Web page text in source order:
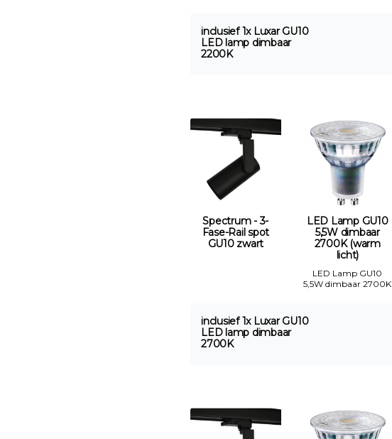
inclusief 1x Luxar GU10
LED lamp dimbaar
2200K
Spectrum - 3-
Fase-Rail spot
GU10 zwart
LED Lamp GU10
5,5W dimbaar
2700K (warm
licht)
LED Lamp GU10
5,5W dimbaar 2700K
inclusief 1x Luxar GU10
LED lamp dimbaar
2700K